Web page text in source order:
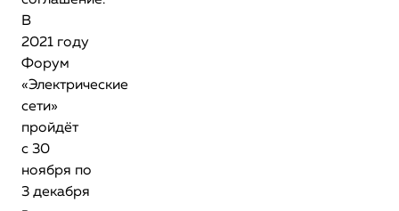
В
2021 году
Форум
«Электрические
сети»
пройдёт
с 30
ноября по
3 декабря